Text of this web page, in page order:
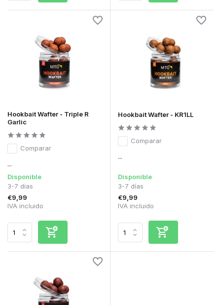
Hookbait Wafter - Triple R
Garlic
Comparar
...
Disponible
3-7 días
€9,99
IVA incluido
Hookbait Wafter - KR1LL
Comparar
...
Disponible
3-7 días
€9,99
IVA incluido